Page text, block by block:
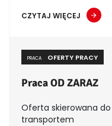
CZYTAJ WIĘCEJ
PRACA OFERTY PRACY
Praca OD ZARAZ
Oferta skierowana
transportem